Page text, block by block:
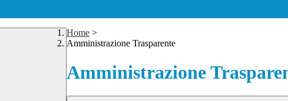
Home >
Amministrazione Trasparente
Amministrazione